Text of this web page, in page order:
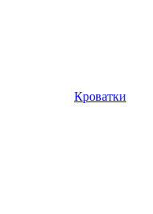
Кроватки